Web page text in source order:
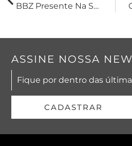
BBZ Presente Na Semana Acadêmica Integrada Das Graduações De Administração, Economia E Ciências Contábeis Da UFSM
ASSINE NOSSA
Fique por dentro das
CADASTRAR